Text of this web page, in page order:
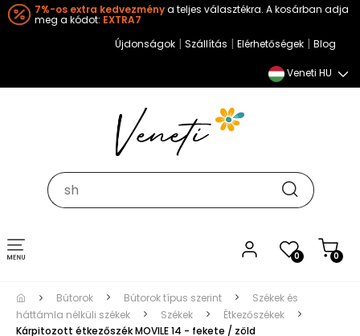
7%-os extra kedvezménya teljes választékra. A kosárban adja
meg a kódot: EXTRA7
Újdonságok | Szállítás | Elérhetőségek | Blog
Veneti HU
0 0
Toggle
navigation
Bútorok Bútorok típus szerint
Székek és
háttámla nélküli székek
Székek
Étkezőszékek
Kárpitozott étkezőszék MOVILE 14 - fekete / zöld